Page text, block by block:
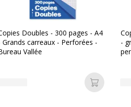
panier
Doubles - 300 pages - A4
Grands carreaux - Perforées -
Vallée
Ajouter
-